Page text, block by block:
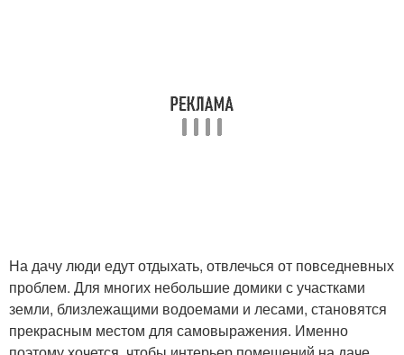
На дачу люди едут отдыхать, отвлечься от повседневных
проблем. Для многих небольшие домики с участками
земли, близлежащими водоемами и лесами, становятся
прекрасным местом для самовыражения. Именно